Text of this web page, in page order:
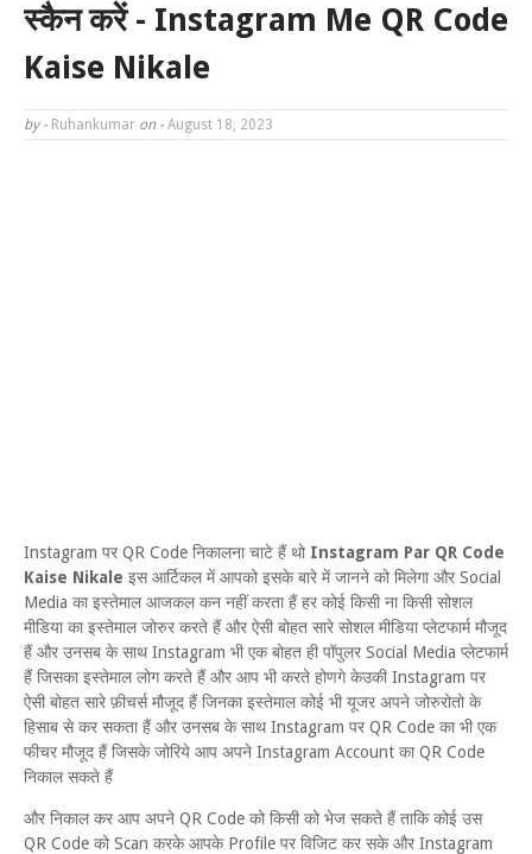
स्कैन करें - Instagram Me QR Code
Kaise Nikale
by - Ruhankumar on - August 18, 2023
Instagram पर QR Code निकालना चाटे हैं थो Instagram Par QR Code
Kaise Nikale इस आर्टिकल में आपको इसके बारे में जानने को मिलेगा और Social
Media का इस्तेमाल आजकल कन नहीं करता हैं हर कोई किसी ना किसी सोशल
मीडिया का इस्तेमाल जोरुर करते हैं और ऐसी बोहत सारे सोशल मीडिया प्लेटफार्म मौजूद
हैं और उनसब के साथ Instagram भी एक बोहत ही पॉपुलर Social Media प्लेटफार्म
हैं जिसका इस्तेमाल लोग करते हैं और आप भी करते होणगे केउकी Instagram पर
ऐसी बोहत सारे फ़ीचर्स मौजूद हैं जिनका इस्तेमाल कोई भी यूजर अपने जोरुरोतो के
हिसाब से कर सकता हैं और उनसब के साथ Instagram पर QR Code का भी एक
फीचर मौजूद हैं जिसके जोरिये आप अपने Instagram Account का QR Code
निकाल सकते हैं
और निकाल कर आप अपने QR Code को किसी को भेज सकते हैं ताकि कोई उस
QR Code को Scan करके आपके Profile पर विजिट कर सके और Instagram